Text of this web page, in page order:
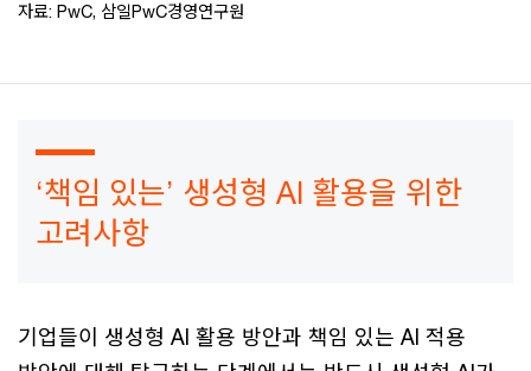
자료: PwC, 삼일PwC경영연구원
‘책임 있는’ 생성형 AI 활용을 위한
고려사항
기업들이 생성형 AI 활용 방안과 책임 있는 AI 적용